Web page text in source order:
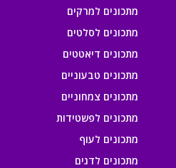
מתכונים למרקים
מתכונים לסלטים
מתכונים דיאטטים
מתכונים טבעוניים
מתכונים צמחוניים
מתכונים לפשטידות
מתכונים לעוף
מתכונים לדגים